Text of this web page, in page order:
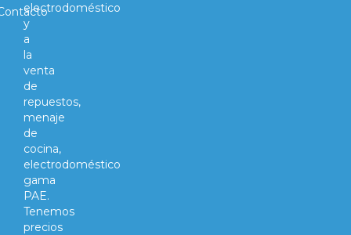
electrodoméstico
y
a
la
venta
de
repuestos,
menaje
de
cocina,
electrodoméstico
gama
PAE.
Tenemos
precios